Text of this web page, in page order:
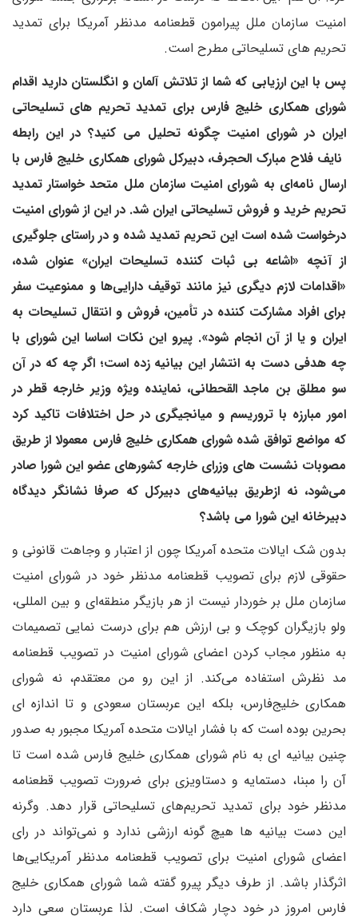
امنیت سازمان ملل پیرامون قطعنامه مدنظر آمریکا برای تمدید
تحریم های تسلیحاتی مطرح است.
پس با این ارزیابی که شما از تلاتش آلمان و انگلستان دارید اقدام
شورای همکاری خلیج فارس برای تمدید تحریم های تسلیحاتی
ایران در شورای امنیت چگونه تحلیل می کنید؟ در این رابطه
نایف فلاح مبارک الحجرف، دبیرکل شورای همکاری خلیج فارس با
ارسال نامه‌ای به شورای امنیت سازمان ملل متحد خواستار تمدید
تحریم خرید و فروش تسلیحاتی ایران شد. در این از شورای امنیت
درخواست شده است این تحریم تمدید شده و در راستای جلوگیری
از آنچه «اشاعه بی ثبات کننده تسلیحات ایران» عنوان شده،
«اقدامات لازم دیگری نیز مانند توقیف دارایی‌ها و ممنوعیت سفر
برای افراد مشارکت کننده در تأمین، فروش و انتقال تسلیحات به
ایران و یا از آن انجام شود». پیرو این نکات اساسا این شورای با
چه هدفی دست به انتشار این بیانیه زده است؛ اگر چه که در آن
سو مطلق بن ماجد القحطانی، نماینده ویژه وزیر خارجه قطر در
امور مبارزه با تروریسم و میانجیگری در حل اختلافات تاکید کرد
که مواضع توافق شده شورای همکاری خلیج فارس معمولا از طریق
مصوبات نشست های وزرای خارجه کشورهای عضو این شورا صادر
می‌شود، نه ازطریق بیانیه‌های دبیرکل که صرفا نشانگر دیدگاه
دبیرخانه این شورا می باشد؟
بدون شک ایالات متحده آمریکا چون از اعتبار و وجاهت قانونی و
حقوقی لازم برای تصویب قطعنامه مدنظر خود در شورای امنیت
سازمان ملل بر خوردار نیست از هر بازیگر منطقه‌ای و بین المللی،
ولو بازیگران کوچک و بی ارزش هم برای درست نمایی تصمیمات
به منظور مجاب کردن اعضای شورای امنیت در تصویب قطعنامه
مد نظرش استفاده می‌کند. از این رو من معتقدم، نه شورای
همکاری خلیج‌فارس، بلکه این عربستان سعودی و تا اندازه ای
بحرین بوده است که با فشار ایالات متحده آمریکا مجبور به صدور
چنین بیانیه ای به نام شورای همکاری خلیج فارس شده است تا
آن را مبنا، دستمایه و دستاویزی برای ضرورت تصویب قطعنامه
مدنظر خود برای تمدید تحریم‌های تسلیحاتی قرار دهد. وگرنه
این دست بیانیه ها هیچ گونه ارزشی ندارد و نمی‌تواند در رای
اعضای شورای امنیت برای تصویب قطعنامه مدنظر آمریکایی‌ها
اثرگذار باشد. از طرف دیگر پیرو گفته شما شورای همکاری خلیج
فارس امروز در خود دچار شکاف است. لذا عربستان سعی دارد